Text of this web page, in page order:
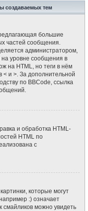
создаваемых тем
большие
частей сообщения.
администратором,
уровне сообщения в
на HTML, но теги в нём
< и >. За дополнительной
по BBCode, ссылка
и обработка HTML-
HTML по
с
которые могут
:) означает
смайликов можно увидеть